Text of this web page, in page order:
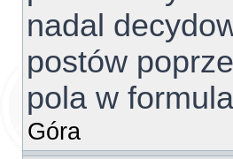
nadal
postów
pola w
Góra